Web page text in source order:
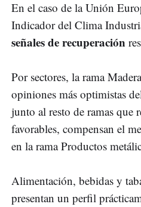
En el caso de la Unión
Indicador del Clima
señales de recuperación
Por sectores, la rama
opiniones más optimistas
junto al resto de ramas que
favorables, compensan el
en la rama Productos
Alimentación, bebidas y
presentan un perfil